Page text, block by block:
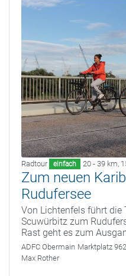
Radtour einfach 20 - 39 km,
Zum neuen
Rudufersee
Von Lichtenfels führt die
Scuwürbitz zum
Rast geht es zum
ADFC Obermain Marktplatz
Max Rother